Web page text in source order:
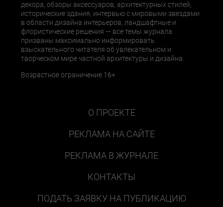
декора, обзоры аксессуаров, архитектурных стилей,
исторические здания, интервью с мировыми звездами
в области дизайна интерьеров, ландшафтные и
флористические решения — все темы журнала
призваны максимально информировать
взыскательного читателя об увлекательном и
творческом мире частной архитектуры и дизайна.
Возрастное ограничение 16+
О ПРОЕКТЕ
РЕКЛАМА НА САЙТЕ
РЕКЛАМА В ЖУРНАЛЕ
КОНТАКТЫ
ПОДАТЬ ЗАЯВКУ НА ПУБЛИКАЦИЮ